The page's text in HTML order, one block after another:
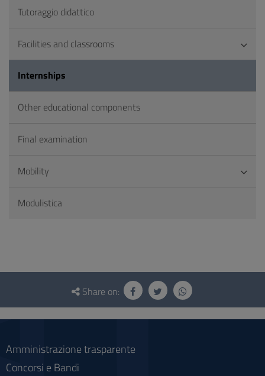
Tutoraggio didattico
Facilities and classrooms
Internships
Other educational components
Final examination
Mobility
Modulistica
Questionnaire
social
Share on:
Amministrazione trasparente
Concorsi e Bandi